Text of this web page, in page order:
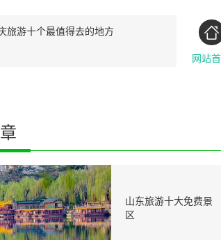
旅游十个最值得去的地方
网站
山东旅游十大免费景
区
国内旅游必去景点推荐(一